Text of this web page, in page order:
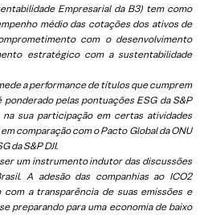
Empresarial da B3) tem como
médio das cotações dos ativos de
com o desenvolvimento
estratégico com a sustentabilidade
a performance de títulos que cumprem
pelas pontuações ESG da S&P
sua participação em certas atividades
comparação com o Pacto Global da ONU
da S&P DJI.
um instrumento indutor das discussões
A adesão das companhias ao ICO2
a transparência de suas emissões e
preparando para uma economia de baixo